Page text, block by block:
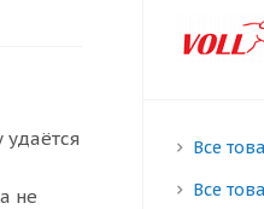
не
Все
Все